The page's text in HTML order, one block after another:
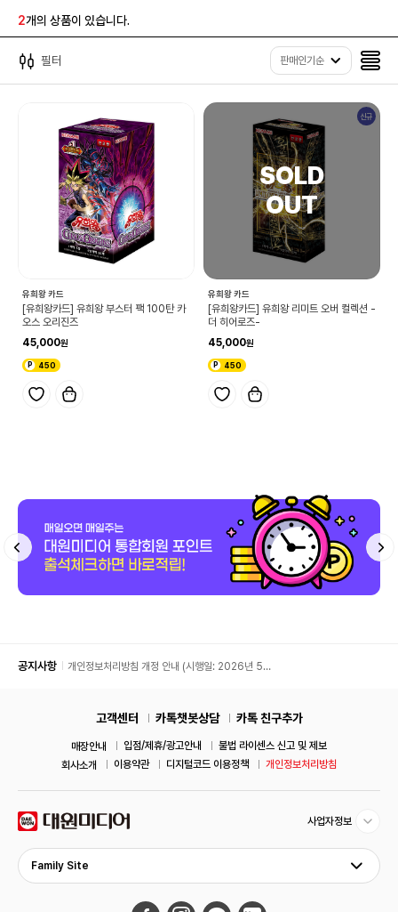
2개의 상품이 있습니다.
필터 판매인기순
유희왕 카드
[유희왕카드] 유희왕 부스터 팩 100탄 카
오스 오리진즈
45,000
450
신규
유희왕 카드
[유희왕카드] 유희왕 리미트 오버 컬렉션 -
더 히어로즈-
45,000
450
공지사항
개인정보처리방침 개정 안내 (시행일: 2026년 5월
고객센터 카톡챗봇상담 카톡 친구추가
매장안내 입점/제휴/광고안내
불법 라이센스 신고 및 제보
회사소개
이용약관 디지털코드 이용정책 개인정보처리방침
사업자정보
Family Site